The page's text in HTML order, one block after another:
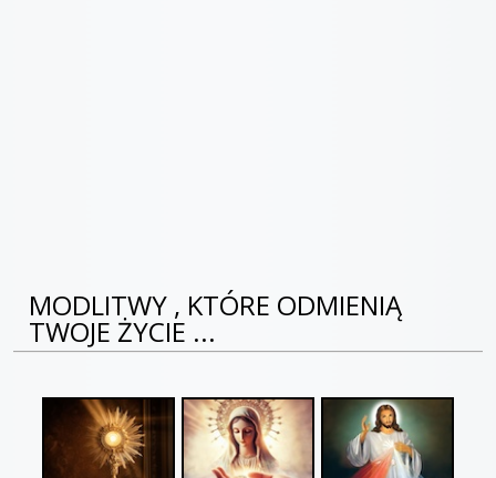
MODLITWY , KTÓRE ODMIENIĄ
TWOJE ŻYCIE ...